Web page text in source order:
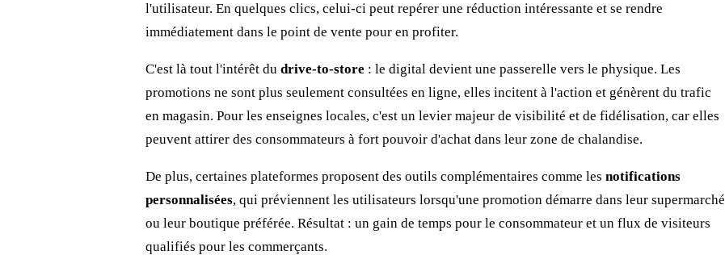
l'utilisateur. En quelques clics, celui-ci peut repérer une réduction intéressante et se rendre
immédiatement dans le point de vente pour en profiter.
C'est là tout l'intérêt du drive-to-store : le digital devient une passerelle vers le physique. Les
promotions ne sont plus seulement consultées en ligne, elles incitent à l'action et génèrent du trafic
en magasin. Pour les enseignes locales, c'est un levier majeur de visibilité et de fidélisation, car elles
peuvent attirer des consommateurs à fort pouvoir d'achat dans leur zone de chalandise.
De plus, certaines plateformes proposent des outils complémentaires comme les notifications
personnalisées, qui préviennent les utilisateurs lorsqu'une promotion démarre dans leur supermarché
ou leur boutique préférée. Résultat : un gain de temps pour le consommateur et un flux de visiteurs
qualifiés pour les commerçants.